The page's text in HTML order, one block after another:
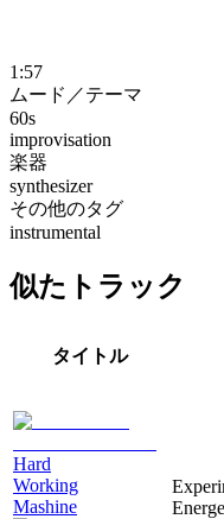
1:57
ムード／テーマ
60s
improvisation
楽器
synthesizer
その他のタグ
instrumental
似たトラック
タイトル
Hard
Working
Mashine